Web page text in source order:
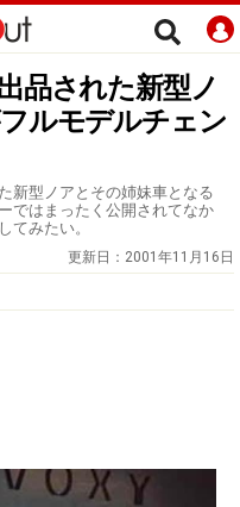
品された新型ノ
ルモデルチェン
新型ノアとその姉妹車となる
ではまったく公開されてなか
てみたい。
更新日： 2001年11月16日